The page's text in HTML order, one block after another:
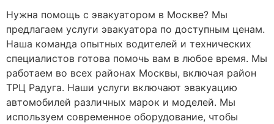
Нужна помощь с эвакуатором в Москве? Мы
предлагаем услуги эвакуатора по доступным ценам.
Наша команда опытных водителей и технических
специалистов готова помочь вам в любое время. Мы
работаем во всех районах Москвы, включая район
ТРЦ Радуга. Наши услуги включают эвакуацию
автомобилей различных марок и моделей. Мы
используем современное оборудование, чтобы